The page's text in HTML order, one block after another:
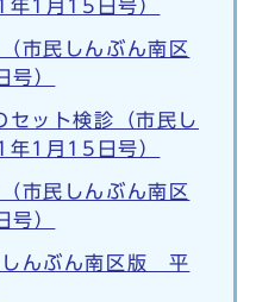
1月15日号）
市民しんぶん南区
）
ット検診（市民し
1月15日号）
市民しんぶん南区
）
しんぶん南区版 平